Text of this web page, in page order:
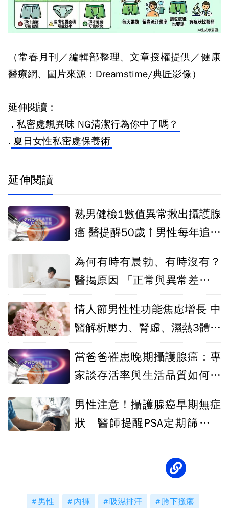
（常春月刊／編輯部整理、文章授權提供／健康
醫療網、圖片來源：Dreamstime/典匠影像）
延伸閱讀：
. 私密處飄異味 NG清潔行為你中了嗎？
. 夏日女性私密處保養術
延伸閱讀
熟男健檢1數值異常揪出攝護腺
癌 醫提醒50歲↑男性每年追蹤
為何有時有晨勃、有時沒有？
醫揭原因 「正常與異常差別」
情人節男性性功能焦慮增長 中
醫解析壓力、腎虛、濕熱3體質
當爸爸罹患晚期攝護腺癌：專
家談存活率與生活品質如何兼
男性注意！攝護腺癌早期無症
狀 醫師提醒PSA定期篩檢不
男性 內褲 吸濕排汗 胯下搔癢